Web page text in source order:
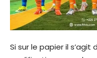
Si sur le papier il